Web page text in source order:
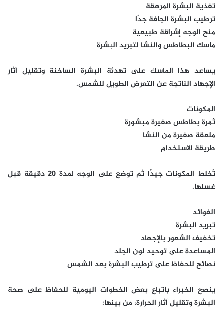
تغذية البشرة المرهقة
ترطيب البشرة الجافة جدًا
منح الوجه إشراقة طبيعية
ماسك البطاطس والنشا لتبريد البشرة
يساعد هذا الماسك على تهدئة البشرة الساخنة وتقليل آثار
الإجهاد الناتجة عن التعرض الطويل للشمس.
المكونات
ثمرة بطاطس صغيرة مبشورة
ملعقة صغيرة من النشا
طريقة الاستخدام
تُخلط المكونات جيدًا ثم توضع على الوجه لمدة 20 دقيقة قبل
غسلها.
الفوائد
تبريد البشرة
تخفيف الشعور بالإجهاد
المساعدة على توحيد لون الجلد
نصائح للحفاظ على ترطيب البشرة بعد الشمس
ينصح الخبراء باتباع بعض الخطوات اليومية للحفاظ على صحة
البشرة وتقليل آثار الحرارة، من بينها: